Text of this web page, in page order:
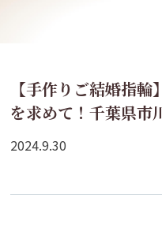
【手作りご結婚指
を求めて！千葉県市
2024.9.30